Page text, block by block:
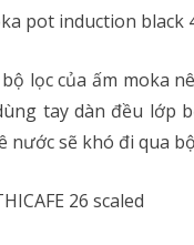
lọc của ấm moka
tay dàn đều
nước sẽ khó đi qua